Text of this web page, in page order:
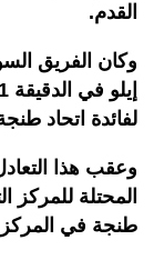
القدم.
وكان الفريق
لفائدة اتحاد طنجة
وعقب هذا
طنجة في المركز